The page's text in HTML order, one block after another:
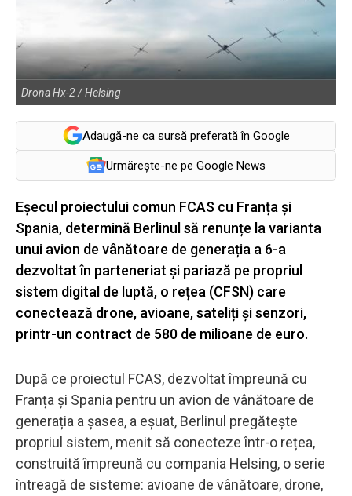
Drona Hx-2 / Helsing
Adaugă-ne ca sursă preferată în Google
Urmărește-ne pe Google News
Eșecul proiectului comun FCAS cu Franța și
Spania, determină Berlinul să renunțe la varianta
unui avion de vânătoare de generația a 6-a
dezvoltat în parteneriat și pariază pe propriul
sistem digital de luptă, o rețea (CFSN) care
conectează drone, avioane, sateliți și senzori,
printr-un contract de 580 de milioane de euro.
După ce proiectul FCAS, dezvoltat împreună cu
Franța și Spania pentru un avion de vânătoare de
generația a șasea, a eșuat, Berlinul pregătește
propriul sistem, menit să conecteze într-o rețea,
construită împreună cu compania Helsing, o serie
întreagă de sisteme: avioane de vânătoare, drone,